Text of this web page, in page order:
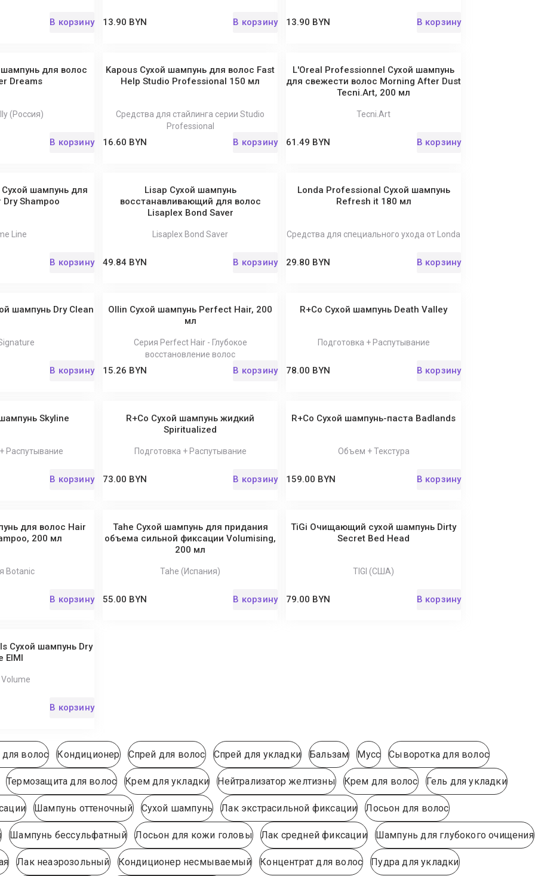
В корзину 13.90 BYN В корзину 13.90 BYN В корзину
для волос
Dreams
(Россия)
В корзину
Kapous Сухой шампунь для волос Fast
Help Studio Professional 150 мл
Средства для стайлинга серии Studio
Professional
16.60 BYN В корзину
L'Oreal Professionnel Сухой шампунь
для свежести волос Morning After Dust
Tecni.Art, 200 мл
Tecni.Art
61.49 BYN В корзину
шампунь для
Dry Shampoo
Line
В корзину
Lisap Сухой шампунь
восстанавливающий для волос
Lisaplex Bond Saver
Lisaplex Bond Saver
49.84 BYN В корзину
Londa Professional Сухой шампунь
Refresh it 180 мл
Средства для специального ухода от Londa
29.80 BYN В корзину
шампунь Dry Clean
В корзину
Ollin Сухой шампунь Perfect Hair, 200
мл
Серия Perfect Hair - Глубокое
восстановление волос
15.26 BYN В корзину
R+Co Сухой шампунь Death Valley
Подготовка + Распутывание
78.00 BYN В корзину
Skyline
Распутывание
В корзину
R+Co Сухой шампунь жидкий
Spiritualized
Подготовка + Распутывание
73.00 BYN В корзину
R+Co Сухой шампунь-паста Badlands
Объем + Текстура
159.00 BYN В корзину
для волос Hair
200 мл
Botanic
В корзину
Tahe Сухой шампунь для придания
объема сильной фиксации Volumising,
200 мл
Tahe (Испания)
55.00 BYN В корзину
TiGi Очищающий сухой шампунь Dirty
Secret Bed Head
TIGI (США)
79.00 BYN В корзину
Сухой шампунь Dry
EIMI
Volume
В корзину
волос Кондиционер Спрей для волос Спрей для укладки Бальзам Мусс Сыворотка для волос
Термозащита для волос Крем для укладки Нейтрализатор желтизны Крем для волос Гель для укладки
Шампунь оттеночный Сухой шампунь Лак экстрасильной фиксации Лосьон для волос
Шампунь бессульфатный Лосьон для кожи головы Лак средней фиксации Шампунь для глубокого очищения
Лак неаэрозольный Кондиционер несмываемый Концентрат для волос Пудра для укладки